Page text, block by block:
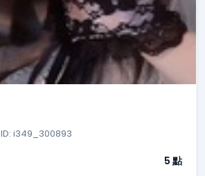
ID: i349_300893
5 點